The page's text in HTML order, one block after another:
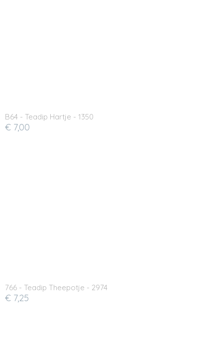
B64 - Teadip Hartje - 1350
€ 7,00
766 - Teadip Theepotje - 2974
€ 7,25